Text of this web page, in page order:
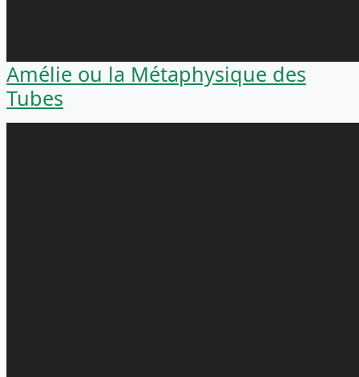
Amélie ou la Métaphysique des
Tubes